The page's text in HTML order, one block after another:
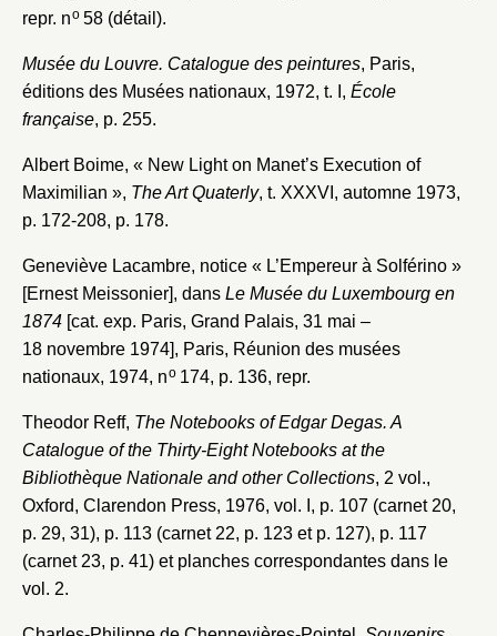
repr. no58 (détail).
Musée du Louvre. Catalogue des peintures, Paris,
éditions des Musées nationaux, 1972, t. I, École
française, p. 255.
Albert Boime, « New Light on Manet’s Execution of
Maximilian », The Art Quaterly, t. XXXVI, automne 1973,
p. 172-208, p. 178.
Geneviève Lacambre, notice « L’Empereur à Solférino »
[Ernest Meissonier], dans Le Musée du Luxembourg en
1874 [cat. exp. Paris, Grand Palais, 31 mai –
18 novembre 1974], Paris, Réunion des musées
nationaux, 1974, no174, p. 136, repr.
Theodor Reff, The Notebooks of Edgar Degas. A
Catalogue of the Thirty-Eight Notebooks at the
Bibliothèque Nationale and other Collections, 2 vol.,
Oxford, Clarendon Press, 1976, vol. I, p. 107 (carnet 20,
p. 29, 31), p. 113 (carnet 22, p. 123 et p. 127), p. 117
(carnet 23, p. 41) et planches correspondantes dans le
vol. 2.